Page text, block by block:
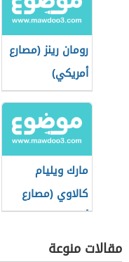
رومان رينز (مصارع
أمريكي)
مارك ويليام
كالاوي (مصارع
أمريكي)
مقالات منوعة